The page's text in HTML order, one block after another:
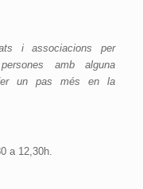
i associacions per
amb alguna
un pas més en la
a 12,30h.